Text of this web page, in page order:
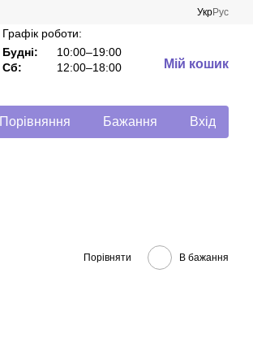
УкрРус
Графік роботи:
Будні:
10:00–19:00
Сб:
12:00–18:00 Мій кошик
Порівняння Бажання Вхід
Порівняти В бажання